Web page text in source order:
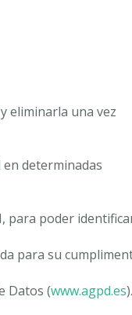
eliminarla una vez
determinadas
para poder
para su
Datos (www.agpd.es).